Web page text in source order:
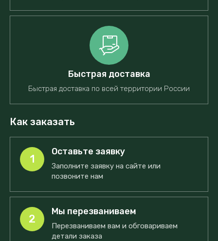
Быстрая доставка
Быстрая доставка по всей территории России
Как заказать
1
Оставьте заявку
Заполните заявку на сайте или
позвоните нам
2
Мы перезваниваем
Перезваниваем вам и обговариваем
детали заказа